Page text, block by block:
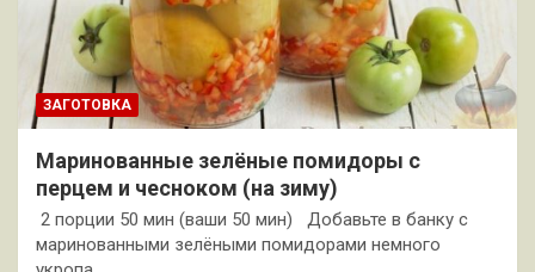
ЗАГОТОВКА
Маринованные зелёные помидоры с
перцем и чесноком (на зиму)
2 порции 50 мин (ваши 50 мин) Добавьте в банку с
маринованными зелёными помидорами немного